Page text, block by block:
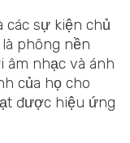
các sự kiện chủ
phông nền
âm nhạc và ánh
của họ cho
được hiệu ứng